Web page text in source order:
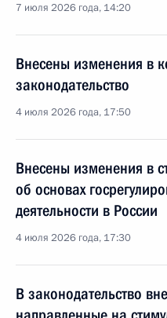
7 июля 2026 года, 14:20
Внесены изменения в
законодательство
4 июля 2026 года, 17:50
Внесены изменения в
об основах
деятельности в России
4 июля 2026 года, 17:30
В законодательство